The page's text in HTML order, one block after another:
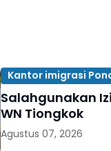
Kantor imigrasi
Salahgunakan
WN Tiongkok
Agustus 07, 2026